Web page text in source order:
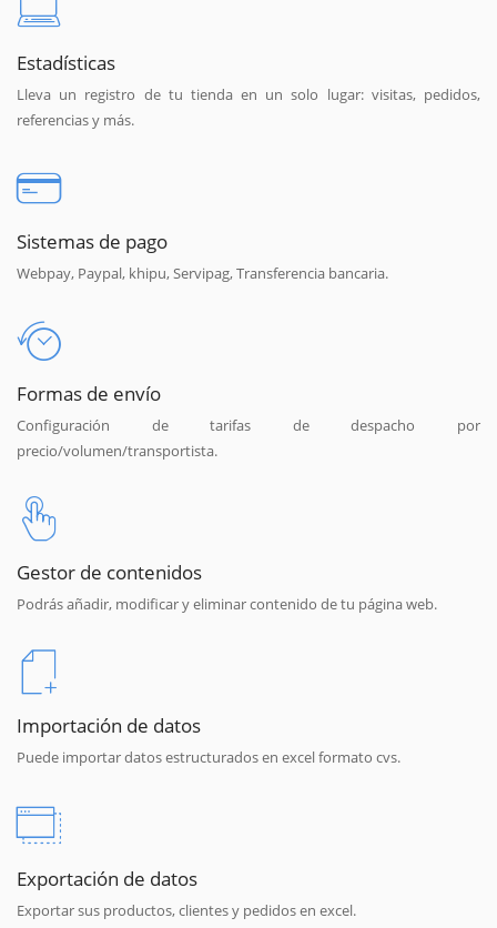
Estadísticas
Lleva un registro de tu tienda en un solo lugar: visitas, pedidos,
referencias y más.
Sistemas de pago
Webpay, Paypal, khipu, Servipag, Transferencia bancaria.
Formas de envío
Configuración de tarifas de despacho por
precio/volumen/transportista.
Gestor de contenidos
Podrás añadir, modificar y eliminar contenido de tu página web.
Importación de datos
Puede importar datos estructurados en excel formato cvs.
Exportación de datos
Exportar sus productos, clientes y pedidos en excel.